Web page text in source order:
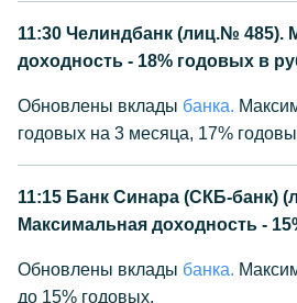
11:30 Челиндбанк (лиц.№ 485).
доходность - 18% годовых в
Обновлены вклады банка.
годовых на 3 месяца, 17%
11:15 Банк Синара (СКБ-банк)
Максимальная доходность -
Обновлены вклады банка.
до 15% годовых.